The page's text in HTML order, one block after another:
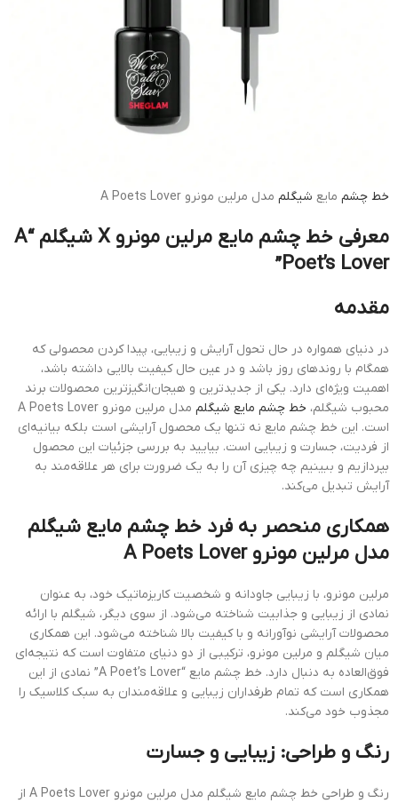
خط چشم مایع شیگلم مدل مرلین مونرو A Poets Lover
معرفی خط چشم مایع مرلین مونرو X شیگلم “A
Poet’s Lover”
مقدمه
در دنیای همواره در حال تحول آرایش و زیبایی، پیدا کردن محصولی که
همگام با روندهای روز باشد و در عین حال کیفیت بالایی داشته باشد،
اهمیت ویژه‌ای دارد. یکی از جدیدترین و هیجان‌انگیزترین محصولات برند
محبوب شیگلم، خط چشم مایع شیگلم
مدل مرلین مونرو A Poets Lover
است. این خط چشم مایع نه تنها یک محصول آرایشی است بلکه بیانیه‌ای
از فردیت، جسارت و زیبایی است. بیایید به بررسی جزئیات این محصول
بپردازیم و ببینیم چه چیزی آن را به یک ضرورت برای هر علاقه‌مند به
آرایش تبدیل می‌کند.
همکاری منحصر به فرد خط چشم مایع شیگلم
مدل مرلین مونرو A Poets Lover
مرلین مونرو، با زیبایی جاودانه و شخصیت کاریزماتیک خود، به عنوان
نمادی از زیبایی و جذابیت شناخته می‌شود. از سوی دیگر، شیگلم با ارائه
محصولات آرایشی نوآورانه و با کیفیت بالا شناخته می‌شود. این همکاری
میان شیگلم و مرلین مونرو، ترکیبی از دو دنیای متفاوت است که نتیجه‌ای
فوق‌العاده به دنبال دارد. خط چشم مایع “A Poet’s Lover” نمادی از این
همکاری است که تمام طرفداران زیبایی و علاقه‌مندان به سبک کلاسیک را
مجذوب خود می‌کند.
رنگ و طراحی: زیبایی و جسارت
رنگ و طراحی خط چشم مایع شیگلم مدل مرلین مونرو A Poets Lover از